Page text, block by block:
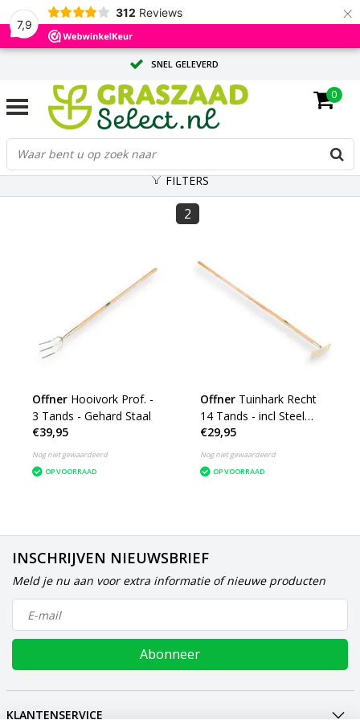
7,9
312 Reviews ×
SNEL GELEVERD
ADVIES OP MAAT DOOR ONZE EXPERTS
GROTE HOEVEELHEID? VRAAG EEN OFFERTE AAN
0
FILTERS
2
Offner Hooivork Prof. -
3 Tands - Gehard Staal
€39,95
Nog niet gewaardeerd
OP VOORRAAD
Offner Tuinhark Recht
14 Tands - incl Steel
Essen
€29,95
Nog niet gewaardeerd
OP VOORRAAD
INSCHRIJVEN NIEUWSBRIEF
Meld je nu aan voor extra informatie of nieuwe producten
Abonneer
KLANTENSERVICE